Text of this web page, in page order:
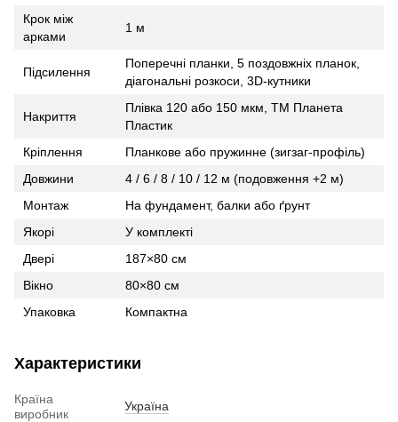
Крок між
арками
1 м
Підсилення
Поперечні планки, 5 поздовжніх планок,
діагональні розкоси, 3D‑кутники
Накриття
Плівка 120 або 150 мкм, ТМ Планета
Пластик
Кріплення
Планкове або пружинне (зигзаг‑профіль)
Довжини
4 / 6 / 8 / 10 / 12 м (подовження +2 м)
Монтаж
На фундамент, балки або ґрунт
Якорі
У комплекті
Двері
187×80 см
Вікно
80×80 см
Упаковка
Компактна
Характеристики
Країна
виробник
Україна